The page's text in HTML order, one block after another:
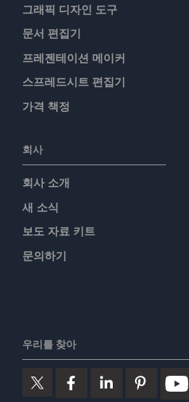
그래픽 디자인 도구
문서 편집기
프레젠테이션 메이커
스프레드시트 편집기
가격 책정
회사
회사 소개
새 소식
보도 자료 키트
문의하기
우리를 찾아